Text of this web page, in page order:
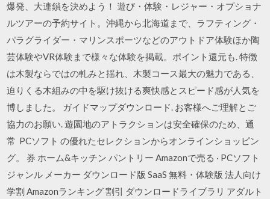
爆発、大連鎖を決めよう！ 遊び・体験・レジャー・オプショナ
ルツアーの予約サイト。沖縄から北海道まで、ラフティング・
パラグライダー・マリンスポーツなどのアウトドア体験ほか陶
芸体験やVR体験まで様々な体験を掲載。ポイント還元も. 特徴
は木製ならではの軋みと揺れ、木製コース最大の魅力である、
迫りくる木組みの中を駆け抜ける爽快感とスピード感が人気を
博しました。 ガイドマップダウンロード. お客様へご理解とご
協力のお願い. 遊園地のアトラクションは安全確保のため、通
常 PCソフト の優れたセレクションからオンラインショッピン
グ。 券 ホーム&キッチン パントリー Amazonで売る · PCソフト
ジャンル メーカー ダウンロード版 SaaS 無料・体験版 法人向け
学割 Amazonランキング 割引 ダウンロードライブラリ アダルト